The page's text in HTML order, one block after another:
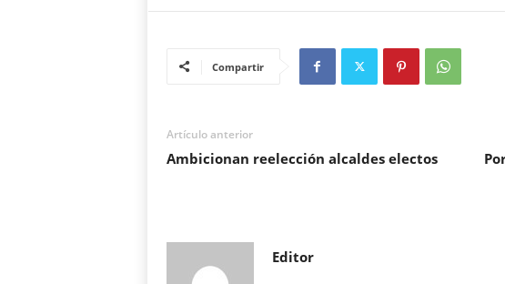
Compartir
Artículo anterior
Ambicionan reelección alcaldes electos
Editor